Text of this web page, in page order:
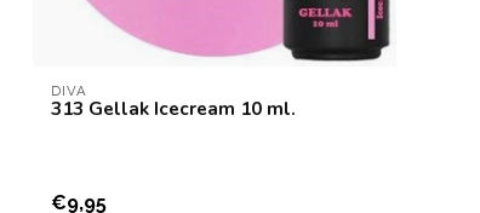
DIVA
313 Gellak Icecream 10 ml.
€9,95